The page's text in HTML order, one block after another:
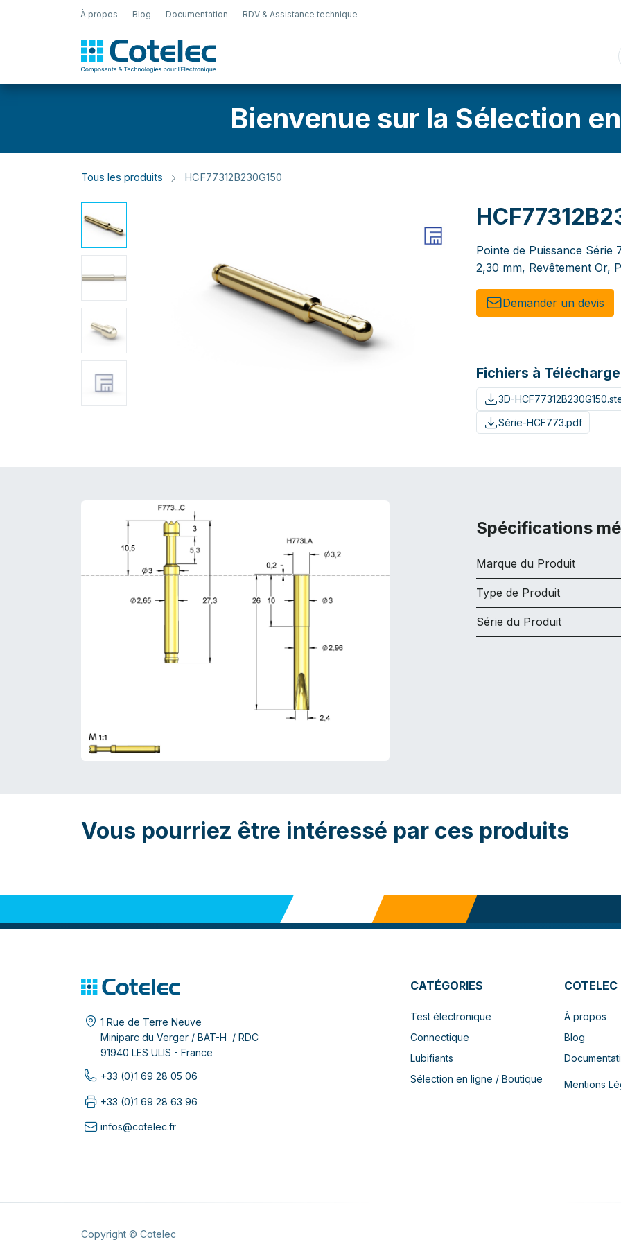
À propos Blog Documentation RDV & Assistance technique
Sélection en
Bienvenue sur la Sélection
Tous les produits HCF77312B230G150
Pointe de Puissance Série
2,30 mm, Revêtement Or,
Demander un de​​vis​​
Fichiers à
3D-
Série-HCF773.pdf
Spécifications
Marque du Produit
Type de Produit
Série du Produit
Vous pourriez être intéressé par ces produits
1 Rue de Terre Neuve
Miniparc du Verger / BAT-H / RDC
91940 LES ULIS - France
+33 (0)1 69 28 05 06
+33 (0)1 69 28 63 96
infos@cotelec.fr
CATÉGORIES
Test électronique
Connectique
Lubifiants
Sélection en ligne / Boutique
COTELEC
À propos
Blog
Mentions
Copyright © Cotelec